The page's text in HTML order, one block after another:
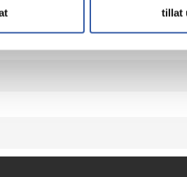
tillat
AMD EPYC product offers a